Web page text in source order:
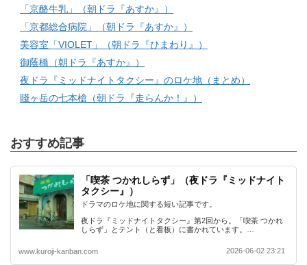
「京酪牛乳」（朝ドラ『あすか』）
「京都総合病院」（朝ドラ『あすか』）
美容室「VIOLET」（朝ドラ『ひまわり』）
御蔭橋（朝ドラ『あすか』）
夜ドラ『ミッドナイトタクシー』のロケ地（まとめ）
賤ヶ岳の七本槍（朝ドラ『走らんか！』）
おすすめ記事
「喫茶 つかれしらず」（夜ドラ『ミッドナイト
タクシー』）
ドラマのロケ地に関する短い記事です。
夜ドラ『ミッドナイトタクシー』第2回から。「喫茶 つかれ
しらず」とテント（と看板）に書かれています。…
www.kuroji-kanban.com 2026-06-02 23:21